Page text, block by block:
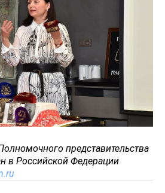
представительства
в Российской Федерации